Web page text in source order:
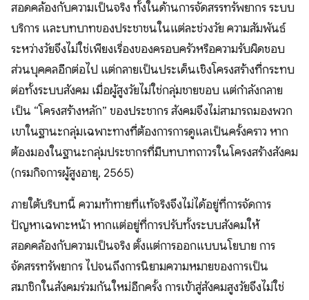
สอดคล้องกับความเป็นจริง ทั้งในด้านการจัดสรรทรัพยากร ระบบ
บริการ และบทบาทของประชาชนในแต่ละช่วงวัย ความสัมพันธ์
ระหว่างวัยจึงไม่ใช่เพียงเรื่องของครอบครัวหรือความรับผิดชอบ
ส่วนบุคคลอีกต่อไป แต่กลายเป็นประเด็นเชิงโครงสร้างที่กระทบ
ต่อทั้งระบบสังคม เมื่อผู้สูงวัยไม่ใช่กลุ่มชายขอบ แต่กำลังกลาย
เป็น “โครงสร้างหลัก” ของประชากร สังคมจึงไม่สามารถมองพวก
เขาในฐานะกลุ่มเฉพาะทางที่ต้องการการดูแลเป็นครั้งคราว หาก
ต้องมองในฐานะกลุ่มประชากรที่มีบทบาทถาวรในโครงสร้างสังคม
(กรมกิจการผู้สูงอายุ, 2565)
ภายใต้บริบทนี้ ความท้าทายที่แท้จริงจึงไม่ได้อยู่ที่การจัดการ
ปัญหาเฉพาะหน้า หากแต่อยู่ที่การปรับทั้งระบบสังคมให้
สอดคล้องกับความเป็นจริง ตั้งแต่การออกแบบนโยบาย การ
จัดสรรทรัพยากร ไปจนถึงการนิยามความหมายของการเป็น
สมาชิกในสังคมร่วมกันใหม่อีกครั้ง การเข้าสู่สังคมสูงวัยจึงไม่ใช่